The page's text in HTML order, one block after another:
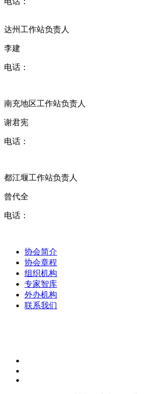
达州工作站负责人
李建
电话：
南充地区工作站负责人
谢君宪
电话：
都江堰工作站负责人
曾代全
电话：
协会简介
协会章程
组织机构
专家智库
外办机构
联系我们